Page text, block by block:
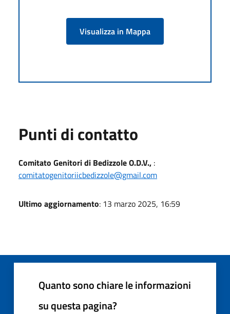
Visualizza in Mappa
Punti di contatto
Comitato Genitori di Bedizzole O.D.V., :
comitatogenitoriicbedizzole@gmail.com
Ultimo aggiornamento: 13 marzo 2025, 16:59
Quanto sono chiare le informazioni
su questa pagina?